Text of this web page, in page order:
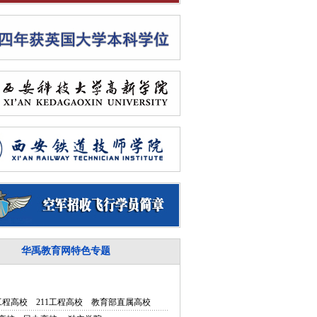
华禹教育网特色专题
程高校 211工程高校
教育部直属高校